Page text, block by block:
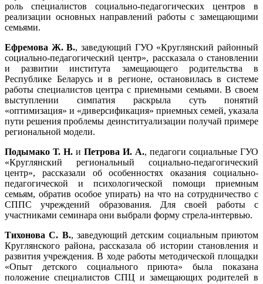
роль специалистов социально-педагогических центров в
реализации основных направлений работы с замещающими
семьями.
Ефремова Ж. В., заведующий ГУО «Круглянский районный
социально-педагогический центр», рассказала о становлении
и развитии института замещающего родительства в
Республике Беларусь и в регионе, остановилась в системе
работы специалистов центра с приемными семьями. В своем
выступлении симпатия раскрыла суть понятий
«оптимизация» и «диверсификация» приемных семей, указала
пути решения проблемы деинституализации получай примере
региональной модели.
Подымако Т. Н. и Петрова И. А., педагоги социальные ГУО
«Круглянский региональный социально-педагогический
центр», рассказали об особенностях оказания социально-
педагогической и психологической помощи приемным
семьям, обратив особое упирать) на что на сотрудничество с
СППС учреждений образования. Для своей работы с
участниками семинара они выбрали форму стрела-интервью.
Тихонова С. В., заведующий детским социальным приютом
Круглянского района, рассказала об истории становления и
развития учреждения. В ходе работы методической площадки
«Опыт детского социального приюта» была показана
положение специалистов СПЦ и замещающих родителей в